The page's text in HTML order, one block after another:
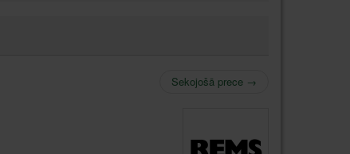
Sekojošā prece →